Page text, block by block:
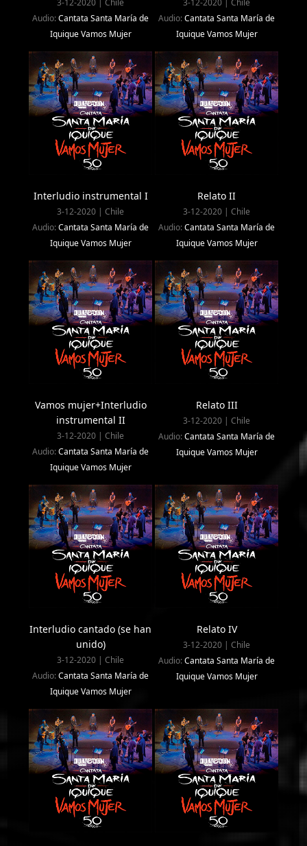
3-12-2020 | Chile
Audio:Cantata Santa María de
Iquique Vamos Mujer
3-12-2020 | Chile
Audio:Cantata Santa María de
Iquique Vamos Mujer
Interludio instrumental I
3-12-2020 | Chile
Audio:Cantata Santa María de
Iquique Vamos Mujer
Relato II
3-12-2020 | Chile
Audio:Cantata Santa María de
Iquique Vamos Mujer
Vamos mujer+Interludio
instrumental II
3-12-2020 | Chile
Audio:Cantata Santa María de
Iquique Vamos Mujer
Relato III
3-12-2020 | Chile
Audio:Cantata Santa María de
Iquique Vamos Mujer
Interludio cantado (se han
unido)
3-12-2020 | Chile
Audio:Cantata Santa María de
Iquique Vamos Mujer
Relato IV
3-12-2020 | Chile
Audio:Cantata Santa María de
Iquique Vamos Mujer